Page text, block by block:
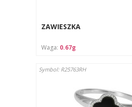
ZAWIESZKA
Waga: 0.67g
Symbol: R25763RH